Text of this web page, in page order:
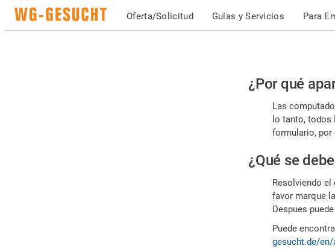
Oferta/Solicitud Guías y Servicios Para
Por
favor,
confirme
es
humano
¿Por qué
Las
lo tanto, todos
formulario, por
¿Qué se
Resolviendo
favor marque
Despues
Puede
gesucht.de/en/